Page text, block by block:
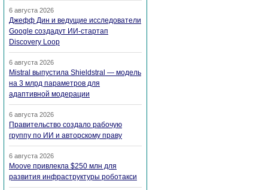
6 августа 2026
Джефф Дин и ведущие исследователи
Google создадут ИИ-стартап
Discovery Loop
6 августа 2026
Mistral выпустила Shieldstral — модель
на 3 млрд параметров для
адаптивной модерации
6 августа 2026
Правительство создало рабочую
группу по ИИ и авторскому праву
6 августа 2026
Moove привлекла $250 млн для
развития инфраструктуры роботакси